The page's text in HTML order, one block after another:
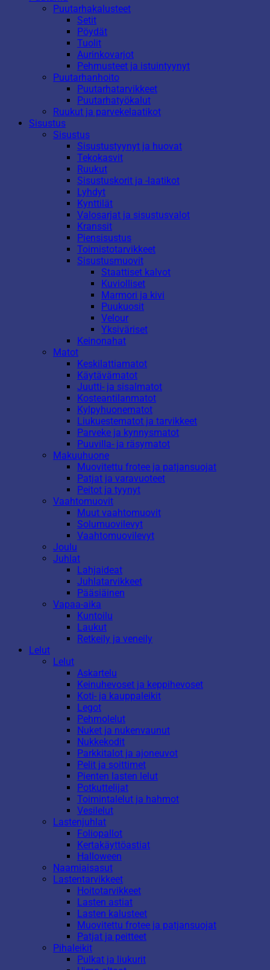
Puutarhakalusteet
Setit
Pöydät
Tuolit
Aurinkovarjot
Pehmusteet ja istuintyynyt
Puutarhanhoito
Puutarhatarvikkeet
Puutarhatyökalut
Ruukut ja parvekelaatikot
Sisustus
Sisustus
Sisustustyynyt ja huovat
Tekokasvit
Ruukut
Sisustuskorit ja -laatikot
Lyhdyt
Kynttilät
Valosarjat ja sisustusvalot
Kranssit
Piensisustus
Toimistotarvikkeet
Sisustusmuovit
Staattiset kalvot
Kuviolliset
Marmori ja kivi
Puukuosit
Velour
Yksiväriset
Keinonahat
Matot
Keskilattiamatot
Käytävämatot
Juutti- ja sisalmatot
Kosteantilanmatot
Kylpyhuonematot
Liukuestematot ja tarvikkeet
Parveke ja kynnysmatot
Puuvilla- ja räsymatot
Makuuhuone
Muovitettu frotee ja patjansuojat
Patjat ja varavuoteet
Peitot ja tyynyt
Vaahtomuovit
Muut vaahtomuovit
Solumuovilevyt
Vaahtomuovilevyt
Joulu
Juhlat
Lahjaideat
Juhlatarvikkeet
Pääsiäinen
Vapaa-aika
Kuntoilu
Laukut
Retkeily ja veneily
Lelut
Lelut
Askartelu
Keinuhevoset ja keppihevoset
Koti- ja kauppaleikit
Legot
Pehmolelut
Nuket ja nukenvaunut
Nukkekodit
Parkkitalot ja ajoneuvot
Pelit ja soittimet
Pienten lasten lelut
Potkuttelijat
Toimintalelut ja hahmot
Vesilelut
Lastenjuhlat
Foliopallot
Kertakäyttöastiat
Halloween
Naamiaisasut
Lastentarvikkeet
Hoitotarvikkeet
Lasten astiat
Lasten kalusteet
Muovitettu frotee ja patjansuojat
Patjat ja peitteet
Pihaleikit
Pulkat ja liukurit